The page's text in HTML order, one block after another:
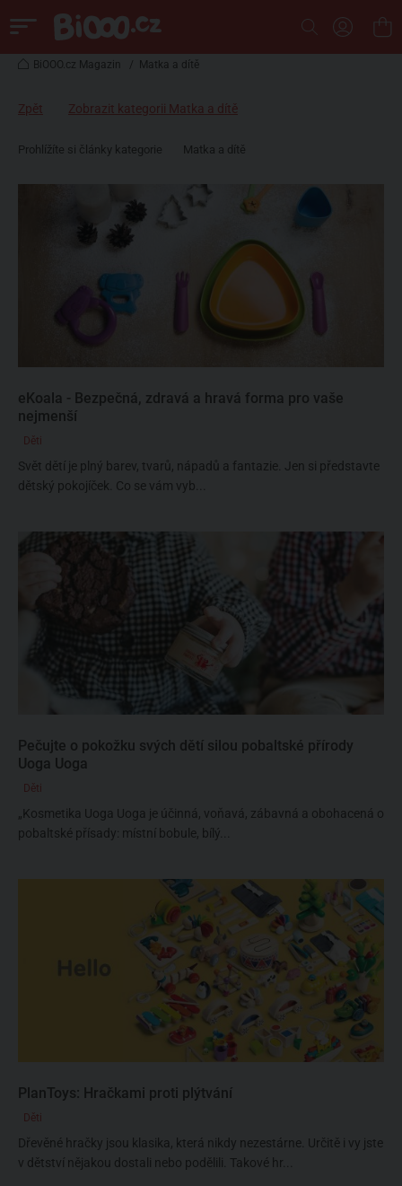
BiOOO.cz Magazin / Matka a dítě
Zpět Zobrazit kategorii Matka a dítě
Prohlížíte si články kategorie Matka a dítě
eKoala - Bezpečná, zdravá a hravá forma pro vaše
nejmenší
Děti
Svět dětí je plný barev, tvarů, nápadů a fantazie. Jen si představte
dětský pokojíček. Co se vám vyb...
Pečujte o pokožku svých dětí silou pobaltské přírody
Uoga Uoga
Děti
„Kosmetika Uoga Uoga je účinná, voňavá, zábavná a obohacená o
pobaltské přísady: místní bobule, bílý...
PlanToys: Hračkami proti plýtvání
Děti
Dřevěné hračky jsou klasika, která nikdy nezestárne. Určitě i vy jste
v dětství nějakou dostali nebo podělili. Takové hr...